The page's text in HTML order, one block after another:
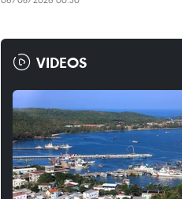
VIDEOS